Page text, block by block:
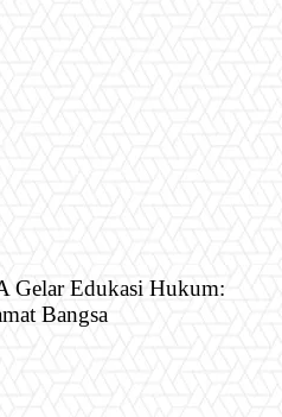
Edukasi Hukum:
Bangsa